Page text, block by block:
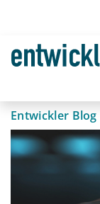
Entwickler Blog